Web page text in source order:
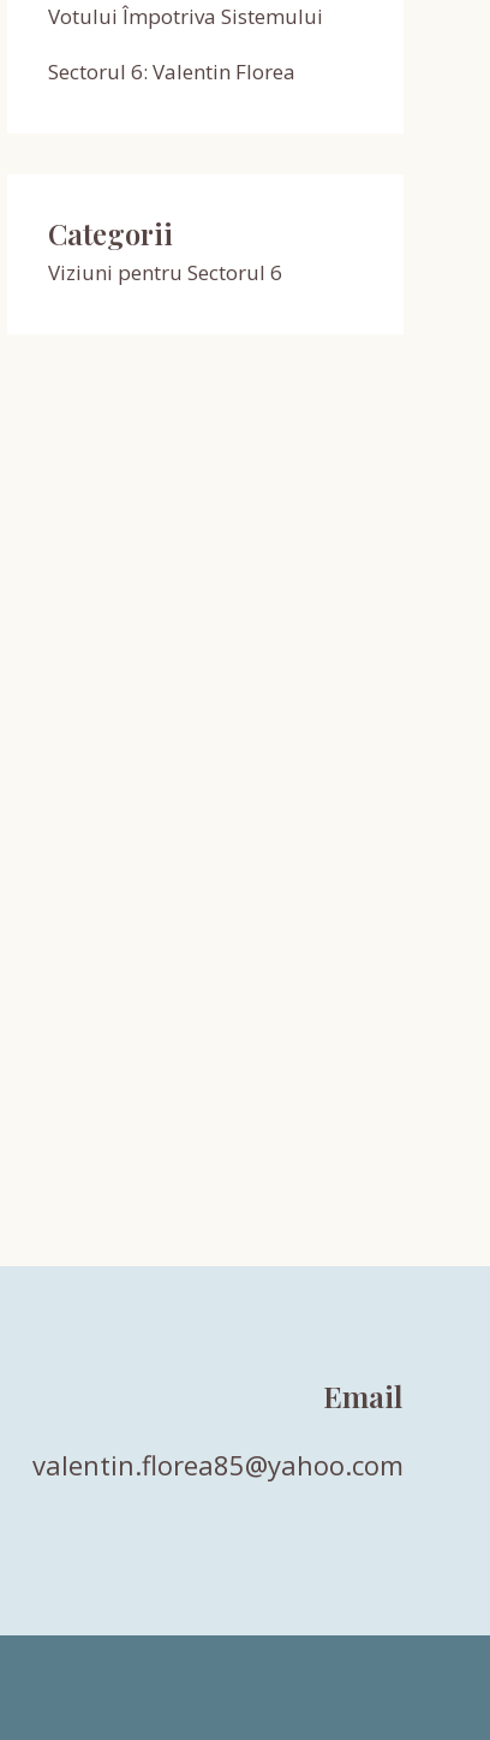
Votului Împotriva Sistemului
Sectorul 6: Valentin Florea
Categorii
Viziuni pentru Sectorul 6
Email
valentin.florea85@yahoo.com